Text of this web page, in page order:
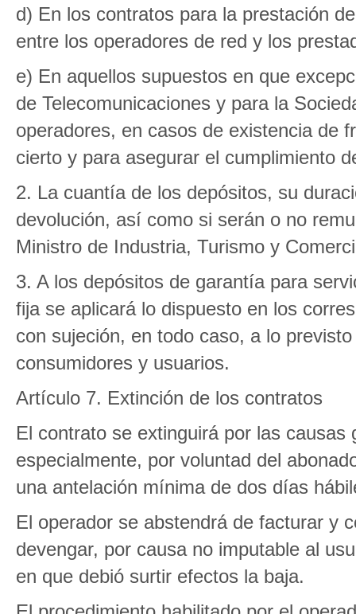
d) En los contratos para la prestación
entre los operadores de red y los
e) En aquellos supuestos en que
de Telecomunicaciones y para la
operadores, en casos de existencia de
cierto y para asegurar el cumplimiento
2. La cuantía de los depósitos, su
devolución, así como si serán o no
Ministro de Industria, Turismo y
3. A los depósitos de garantía para
fija se aplicará lo dispuesto en los
con sujeción, en todo caso, a lo
consumidores y usuarios.
Artículo 7. Extinción de los contratos
El contrato se extinguirá por las
especialmente, por voluntad del
una antelación mínima de dos días
El operador se abstendrá de facturar y
devengar, por causa no imputable al
en que debió surtir efectos la baja.